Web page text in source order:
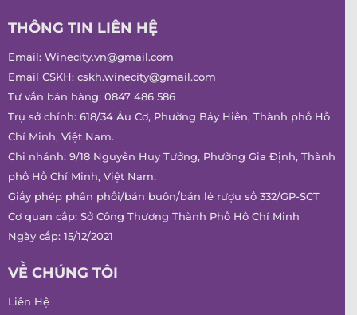
THÔNG TIN LIÊN HỆ
Email: Winecity.vn@gmail.com
Email CSKH: cskh.winecity@gmail.com
Tư vấn bán hàng: 0847 486 586
Trụ sở chính: 618/34 Âu Cơ, Phường Bảy Hiền, Thành phố Hồ
Chí Minh, Việt Nam.
Chi nhánh: 9/18 Nguyễn Huy Tưởng, Phường Gia Định, Thành
phố Hồ Chí Minh, Việt Nam.
Giấy phép phân phối/bán buôn/bán lẻ rượu số 332/GP-SCT
Cơ quan cấp: Sở Công Thương Thành Phố Hồ Chí Minh
Ngày cấp: 15/12/2021
VỀ CHÚNG TÔI
Liên Hệ